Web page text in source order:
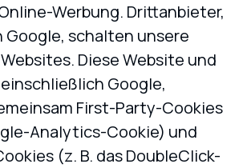
Werbung. Drittanbieter,
schalten unsere
Diese Website und
Google,
First-Party-Cookies
Analytics-Cookie) und
(z. B. das DoubleClick-